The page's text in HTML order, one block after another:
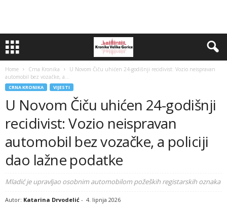
Home Crna Kronika
U Novom Čiču uhićen 24-godišnji recidivist: Vozio neispravan
automobil bez vozačke, a...
CRNA KRONIKA VIJESTI
U Novom Čiču uhićen 24-godišnji
recidivist: Vozio neispravan
automobil bez vozačke, a policiji
dao lažne podatke
Mladić je upravljao osobnim automobilom požeških registarskih oznaka
Autor: Katarina Drvodelić - 4. lipnja 2026